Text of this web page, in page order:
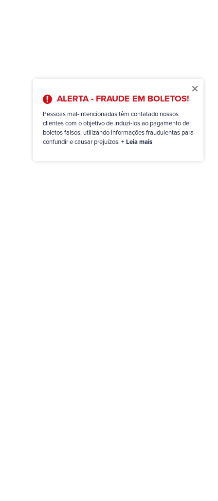
×
ALERTA - FRAUDE EM BOLETOS!
Pessoas mal-intencionadas têm contatado nossos
clientes com o objetivo de induzi-los ao pagamento de
boletos falsos, utilizando informações fraudulentas para
confundir e causar prejuízos. + Leia mais